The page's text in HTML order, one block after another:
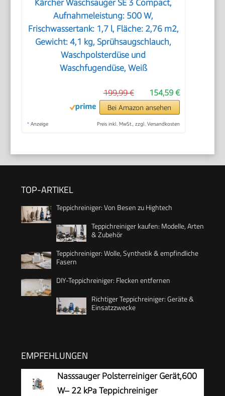
Kärcher Waschsauger SE 3 Compact,
Aufnahmeleistung: 500 W,
Frischwassertank: 1,7 l, Fläche: 2,76 m2,
Gewicht: 4,1 kg, Sprühsaugschlauch,
Waschpolsterdüse und
Waschfugendüse, Weiß
154,59 €
199,99 €
Bei Amazon ansehen
* Anzeige Preis inkl. MwSt., zzgl. Versandkosten
TOP-ARTIKEL
Teppichreiniger: Von Besen zu Hightech
Teppichreiniger kaufen: Modelle, Arten
& Zubehör
Teppichreiniger: Wolle, Synthetik & empfindliche
Fasern
DIY-Teppichreiniger: Flecken entfernen
Richtiger Teppichreiniger: Geräte &
Einsatzzwecke
EMPFEHLUNGEN
Nasssauger Polsterreiniger Gerät,600
W– 22 kPa Teppichreiniger